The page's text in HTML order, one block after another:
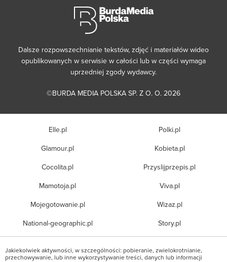
Dalsze rozpowszechnianie tekstów, zdjęć i materiałów wideo
opublikowanych w serwisie w całości lub w części wymaga
uprzedniej zgody wydawcy.
©BURDA MEDIA POLSKA SP. Z O. O. 2026
Elle.pl
Glamour.pl
Cocolita.pl
Mamotoja.pl
Mojegotowanie.pl
National-geographic.pl
Polki.pl
Kobieta.pl
Przyslijprzepis.pl
Viva.pl
Wizaz.pl
Story.pl
Jakiekolwiek aktywności, w szczególności: pobieranie, zwielokrotnianie,
przechowywanie, lub inne wykorzystywanie treści, danych lub informacji